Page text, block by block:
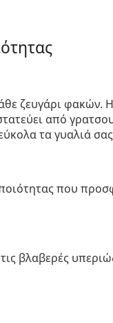
ζευγάρι φακών.
από
τα γυαλιά
που
βλαβερές